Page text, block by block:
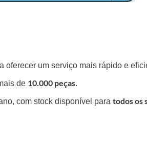
oferecer um serviço mais rápido e
de 10.000 peças.
com stock disponível para todos os